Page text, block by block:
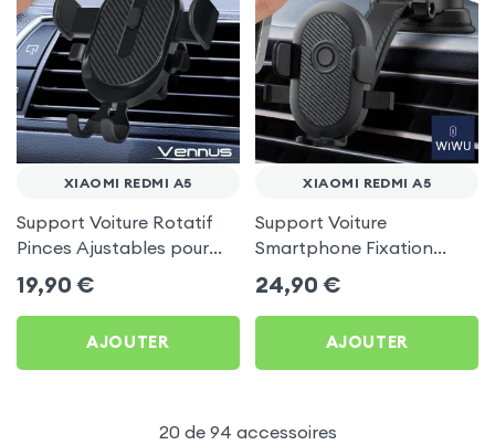
XIAOMI REDMI A5
Support Voiture Rotatif
Pinces Ajustables pour
Xiaomi Redmi A5
19,90 €
AJOUTER
XIAOMI REDMI A5
Support Voiture
Smartphone Fixation
Ventouse Noir, Wiwu pour
Xiaomi Redmi A5
24,90 €
AJOUTER
20 de 94 accessoires